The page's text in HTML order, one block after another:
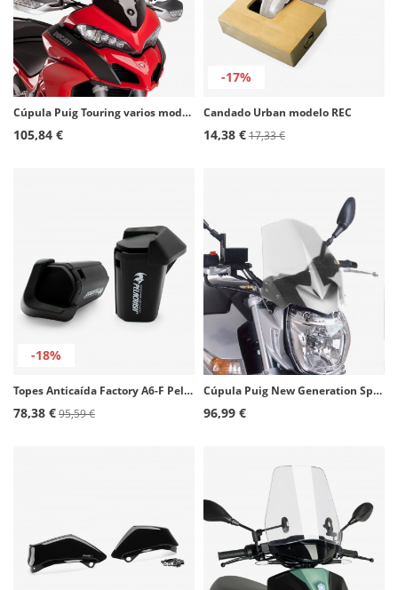
Cúpula Puig Touring varios modelos de Ducati Ahumado oscuro 7623F
105,84 €
-17%
Candado Urban modelo REC
14,38 €17,33 €
-18%
Topes Anticaída Factory A6-F Pelacrash para Aprilia Tuono V4 (11-25)
78,38 €95,59 €
Cúpula Puig New Generation Sport Suzuki GSR600 (06-11) Transparente 4117W
96,99 €